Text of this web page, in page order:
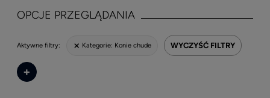
OPCJE PRZEGLĄDANIA
Aktywne filtry: Kategorie: Konie chude WYCZYŚĆ FILTRY
+